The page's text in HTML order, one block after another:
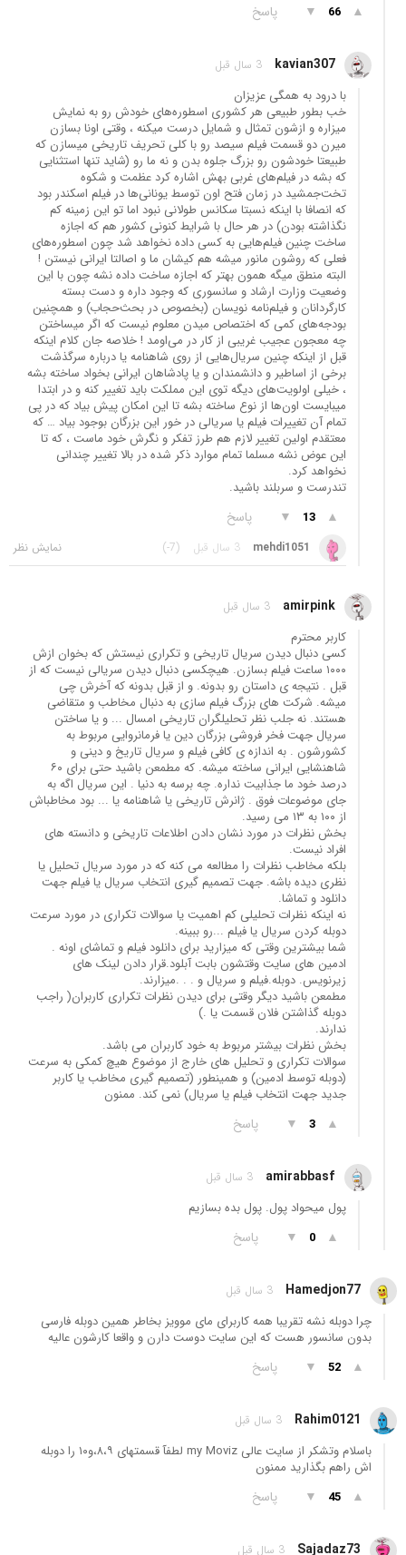
▲
66
▼ پاسخ
kavian307 3 سال قبل
با درود به همگی عزیزان
خب بطور طبیعی هر کشوری اسطوره‌های خودش رو به نمایش
میزاره و ازشون تمثال و شمایل درست میکنه ، وقتی اونا بسازن
میرن دو قسمت فیلم سیصد رو با کلی تحریف تاریخی میسازن که
طبیعتا خودشون رو بزرگ جلوه بدن و نه ما رو (شاید تنها استثنایی
که بشه در فیلم‌های غربی بهش اشاره کرد عظمت و شکوه
تخت‌جمشید در زمان فتح اون توسط یونانی‌ها در فیلم اسکندر بود
که انصافا با اینکه نسبتا سکانس طولانی نبود اما تو این زمینه کم
نگذاشته بودن) در هر حال با شرایط کنونی کشور هم که اجازه
ساخت چنین فیلم‌هایی به کسی داده نخواهد شد چون اسطوره‌های
فعلی که روشون مانور میشه هم کیشان ما و اصالتا ایرانی نیستن !
البته منطق میگه همون بهتر که اجازه ساخت داده نشه چون با این
وضعیت وزارت ارشاد و سانسوری که وجود داره و دست بسته
کارگردانان و فیلم‌نامه نویسان (بخصوص در بحث‌حجاب) و همچنین
بودجه‌های کمی که اختصاص میدن معلوم نیست که اگر میساختن
چه معجون عجیب غریبی از کار در می‌اومد ! خلاصه جان کلام اینکه
قبل از اینکه چنین سریال‌هایی از روی شاهنامه یا درباره سرگذشت
برخی از اساطیر و دانشمندان و یا پادشاهان ایرانی بخواد ساخته بشه
، خیلی اولویت‌های دیگه توی این مملکت باید تغییر کنه و در ابتدا
میبایست اون‌ها از نوع ساخته بشه تا این امکان پیش بیاد که در پی
تمام آن تغییرات فیلم یا سریالی در خور این بزرگان بوجود بیاد … که
معتقدم اولین تغییر لازم هم طرز تفکر و نگرش خود ماست ، که تا
این عوض نشه مسلما تمام موارد ذکر شده در بالا تغییر چندانی
نخواهد کرد.
تندرست و سربلند باشید.
▲
13
▼ پاسخ
mehdi1051 3 سال قبل (-7)
amirpink 3 سال قبل
کاربر محترم
کسی دنبال دیدن سریال تاریخی و تکراری نیستش که بخوان ازش
۱۰۰۰ ساعت فیلم بسازن. هیچکسی دنبال دیدن سریالی نیست که از
قبل . نتیجه ی داستان رو بدونه. و از قبل بدونه که آخرش چی
میشه. شرکت های بزرگ فیلم سازی به دنبال مخاطب و متقاضی
هستند. نه جلب نظر تحلیلگران تاریخی امسال ... و یا ساختن
سریال جهت فخر فروشی بزرگان دین یا فرمانروایی مربوط به
کشورشون . به اندازه ی کافی فیلم و سریال تاریخ و دینی و
شاهنشایی ایرانی ساخته میشه. که مطمعن باشید حتی برای ۶۰
درصد خود ما جذابیت نداره. چه برسه به دنیا . این سریال اگه به
جای موضوعات فوق . ژانرش تاریخی یا شاهنامه یا ... بود مخاطباش
از ۱۰۰ به ۱۳ می رسید.
بخش نظرات در مورد نشان دادن اطلاعات تاریخی و دانسته های
افراد نیست.
بلکه مخاطب نظرات را مطالعه می کنه که در مورد سریال تحلیل یا
نظری دیده باشه. جهت تصمیم گیری انتخاب سریال یا فیلم جهت
دانلود و تماشا.
نه اینکه نظرات تحلیلی کم اهمیت یا سوالات تکراری در مورد سرعت
دوبله کردن سریال یا فیلم ...رو ببینه.
شما بیشترین وقتی که میزارید برای دانلود فیلم و تماشای اونه .
ادمین های سایت وقتشون بابت آبلود.قرار دادن لینک های
زیرنویس. دوبله.فیلم و سریال و . . .میزارند.
مطمعن باشید دیگر وقتی برای دیدن نظرات تکراری کاربران( راجب
دوبله گذاشتن فلان قسمت یا .)
ندارند.
بخش نظرات بیشتر مربوط به خود کاربران می باشد.
سوالات تکراری و تحلیل های خارج از موضوع هیچ کمکی به سرعت
(دوبله توسط ادمین) و همینطور (تصمیم گیری مخاطب یا کاربر
جدید جهت انتخاب فیلم یا سریال) نمی کند. ممنون
▲
3
▼ پاسخ
amirabbasf 3 سال قبل
پول میحواد پول. پول بده بسازیم
▲
0
▼ پاسخ
Hamedjon77 3 سال قبل
چرا دوبله نشه تقریبا همه کاربرای مای موویز بخاطر همین دوبله فارسی
بدون سانسور هست که این سایت دوست دارن و واقعا کارشون عالیه
▲
52
▼ پاسخ
Rahim0121 3 سال قبل
باسلام وتشکر از سایت عالی my Moviz لطفآ قسمتهای ۸،۹،و۱۰ را دوبله
اش راهم بگذارید ممنون
▲
45
▼ پاسخ
Sajadaz73 3 سال قبل